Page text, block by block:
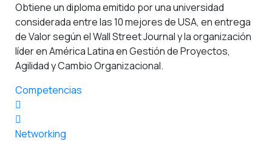
Obtiene un diploma emitido por una universidad
considerada entre las 10 mejores de USA, en entrega
de Valor según el Wall Street Journal y la organización
líder en América Latina en Gestión de Proyectos,
Agilidad y Cambio Organizacional.
Competencias
Networking